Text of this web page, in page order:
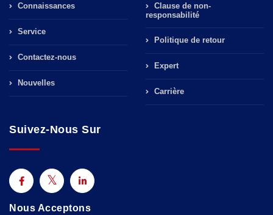
Connaissances
Service
Contactez-nous
Nouvelles
Clause de non-
responsabilité
Politique de retour
Expert
Carrière
Suivez-Nous Sur
Nous Acceptons